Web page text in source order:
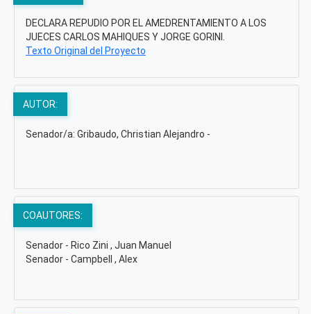
DECLARA REPUDIO POR EL AMEDRENTAMIENTO A LOS
JUECES CARLOS MAHIQUES Y JORGE GORINI.
Texto Original del Proyecto
AUTOR:
Senador/a: Gribaudo, Christian Alejandro -
COAUTORES:
Senador - Rico Zini , Juan Manuel
Senador - Campbell , Alex